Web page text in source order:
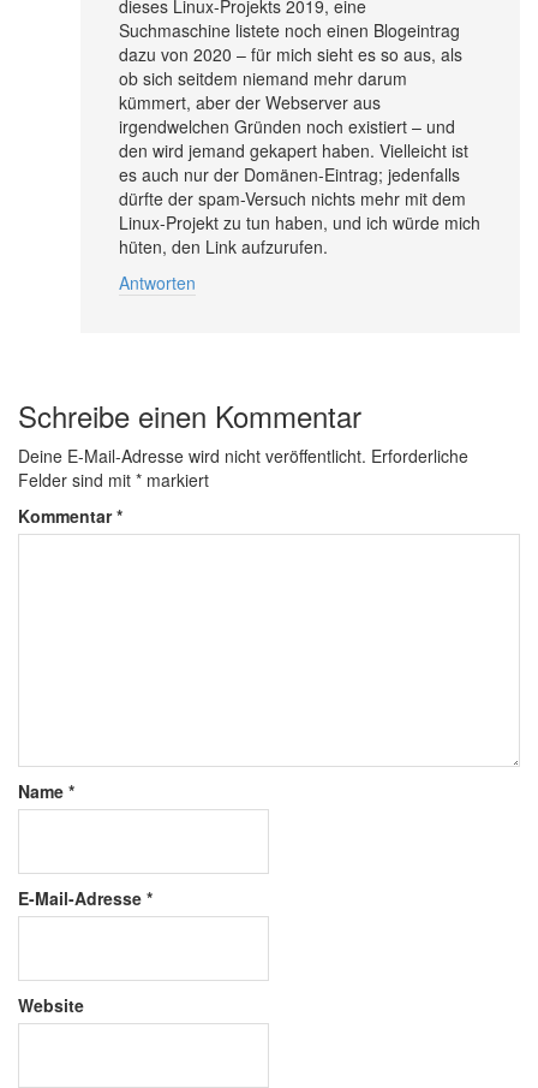
dieses Linux-Projekts 2019, eine
Suchmaschine listete noch einen Blogeintrag
dazu von 2020 – für mich sieht es so aus, als
ob sich seitdem niemand mehr darum
kümmert, aber der Webserver aus
irgendwelchen Gründen noch existiert – und
den wird jemand gekapert haben. Vielleicht ist
es auch nur der Domänen-Eintrag; jedenfalls
dürfte der spam-Versuch nichts mehr mit dem
Linux-Projekt zu tun haben, und ich würde mich
hüten, den Link aufzurufen.
Antworten
Schreibe einen Kommentar
Deine E-Mail-Adresse wird nicht veröffentlicht. Erforderliche
Felder sind mit * markiert
Kommentar*
Name *
E-Mail-Adresse *
Website